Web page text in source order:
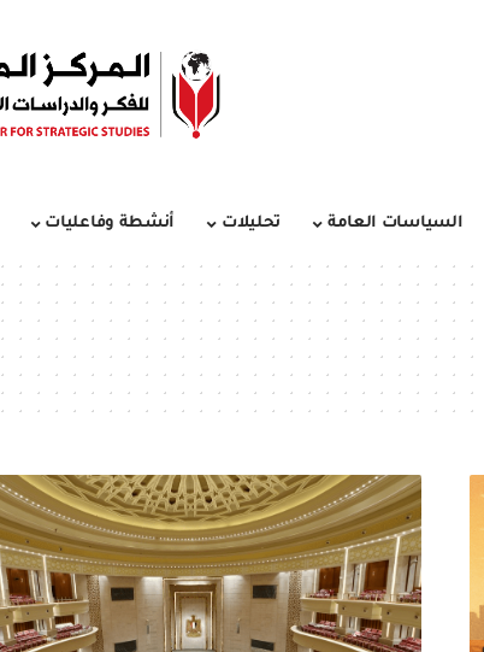
السياسات العامة تحليلات أنشطة وفاعليات